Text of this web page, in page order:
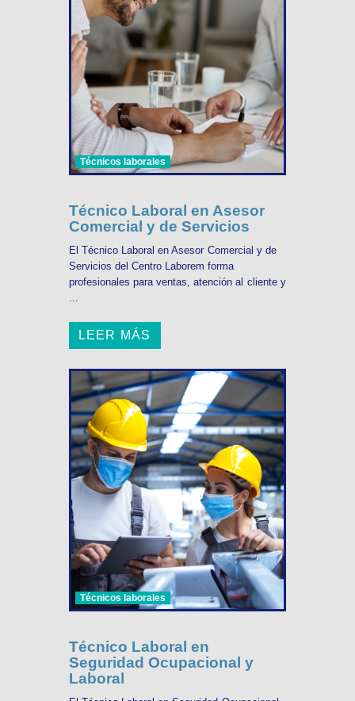
Técnicos laborales
Técnico Laboral en Asesor
Comercial y de Servicios
El Técnico Laboral en Asesor Comercial y de
Servicios del Centro Laborem forma
profesionales para ventas, atención al cliente y
...
LEER MÁS
Técnicos laborales
Técnico Laboral en
Seguridad Ocupacional y
Laboral